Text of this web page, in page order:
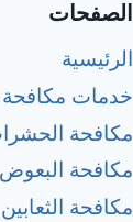
الصفحات
الرئيسية
خدمات مكافحة
مكافحة
مكافحة البعوض
مكافحة الثعابين